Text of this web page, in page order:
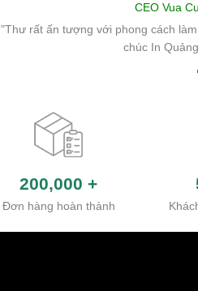
CEO Vua
"Thư rất ấn tượng với phong cách
chúc In
200,000 +
Đơn hàng hoàn thành